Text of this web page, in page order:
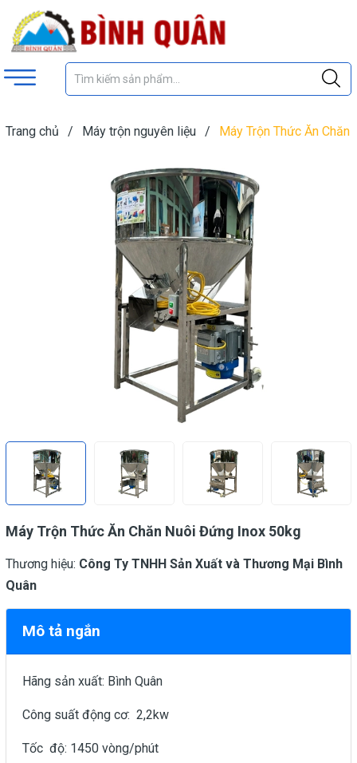
Trang chủ / Máy trộn nguyên liệu /
Máy Trộn Thức Ăn Chăn
Máy Trộn Thức Ăn Chăn Nuôi Đứng Inox 50kg
Thương hiệu: Công Ty TNHH Sản Xuất và Thương Mại Bình
Quân
Mô tả ngắn
Hãng sản xuất: Bình Quân
Công suất động cơ: 2,2kw
Tốc độ: 1450 vòng/phút